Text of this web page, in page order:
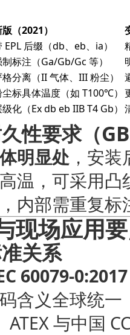
（2021）
EPL 后缀（db、eb、ia）
标注（Ga/Gb/Gc 等）
格分离（II 气体、III 粉尘）
标具体温度（如 T100℃）
级化（Ex db eb IIB T4 Gb）
性要求（
明显处 ，安
温，可采用
内部需重复标
现场应用
关系
60079-0:2017
含义全球统一
ATEX 与中国